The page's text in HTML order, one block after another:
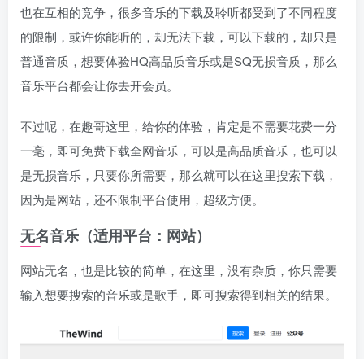
也在互相的竞争，很多音乐的下载及聆听都受到了不同程度
的限制，或许你能听的，却无法下载，可以下载的，却只是
普通音质，想要体验HQ高品质音乐或是SQ无损音质，那么
音乐平台都会让你去开会员。
不过呢，在趣哥这里，给你的体验，肯定是不需要花费一分
一毫，即可免费下载全网音乐，可以是高品质音乐，也可以
是无损音乐，只要你所需要，那么就可以在这里搜索下载，
因为是网站，还不限制平台使用，超级方便。
无名音乐（适用平台：网站）
网站无名，也是比较的简单，在这里，没有杂质，你只需要
输入想要搜索的音乐或是歌手，即可搜索得到相关的结果。